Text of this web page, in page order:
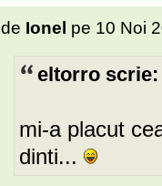
de Ionel pe 10 Noi
eltorro scrie:
mi-a placut
dinti...